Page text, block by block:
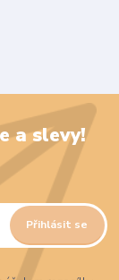
a slevy!
Přihlásit se